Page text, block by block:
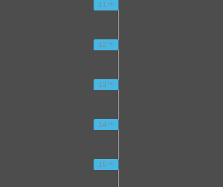
11 00
12 00
13 00
14 00
15 00